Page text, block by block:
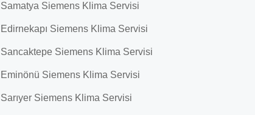
Samatya Siemens Klima Servisi
Edirnekapı Siemens Klima Servisi
Sancaktepe Siemens Klima Servisi
Eminönü Siemens Klima Servisi
Sarıyer Siemens Klima Servisi